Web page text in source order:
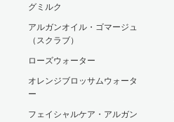
グミルク
アルガンオイル・ゴマージュ
（スクラブ）
ローズウォーター
オレンジブロッサムウォータ
ー
フェイシャルケア・アルガン